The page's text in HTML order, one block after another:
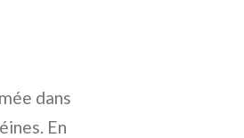
dans
En